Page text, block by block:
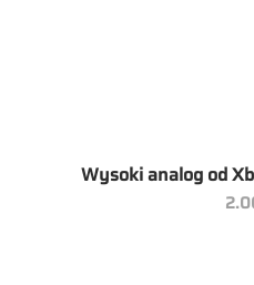
Wysoki analog od